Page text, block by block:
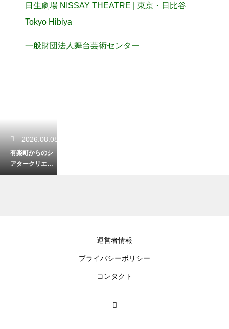
日生劇場 NISSAY THEATRE | 東京・日比谷
Tokyo Hibiya
一般財団法人舞台芸術センター
2026.08.08
有楽町からのシ
アタークリエへ
のアクセス！迷
運営者情報
プライバシーポリシー
コンタクト